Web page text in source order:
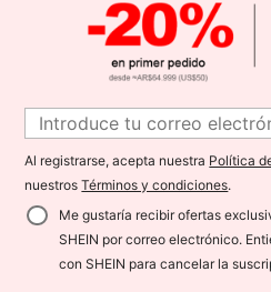
Al registrarse, acepta nuestra Política
nuestrosTérminos y condiciones.
Me gustaría recibir ofertas
SHEIN por correo electrónico.
con SHEIN para cancelar la